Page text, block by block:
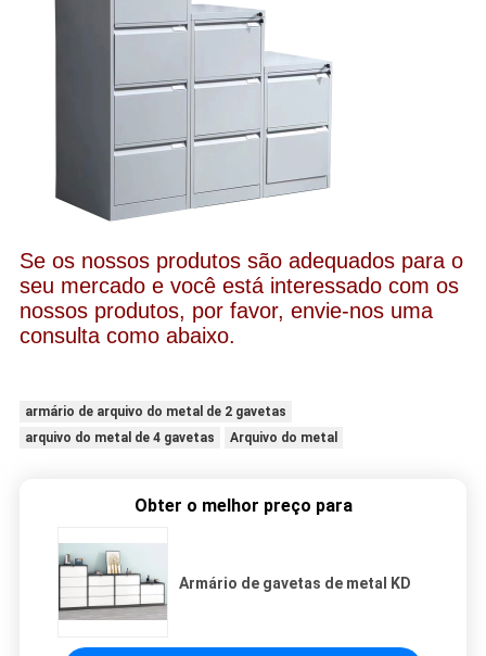
Se os nossos produtos são adequados para o
seu mercado e você está interessado com os
nossos produtos, por favor, envie-nos uma
consulta como abaixo.
armário de arquivo do metal de 2 gavetas
arquivo do metal de 4 gavetas
Arquivo do metal
Obter o melhor preço para
Armário de gavetas de metal KD